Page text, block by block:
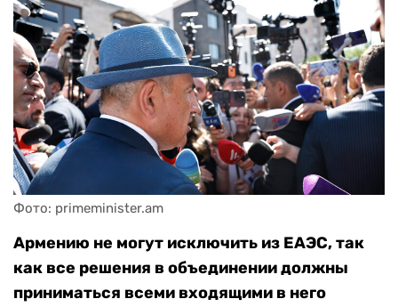
Фото: primeminister.am
Армению не могут исключить из ЕАЭС, так
как все решения в объединении должны
приниматься всеми входящими в него